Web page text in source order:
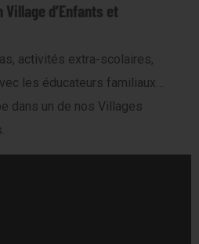
d’Enfants et
activités extra-scolaires,
les éducateurs familiaux…
dans un de nos Villages